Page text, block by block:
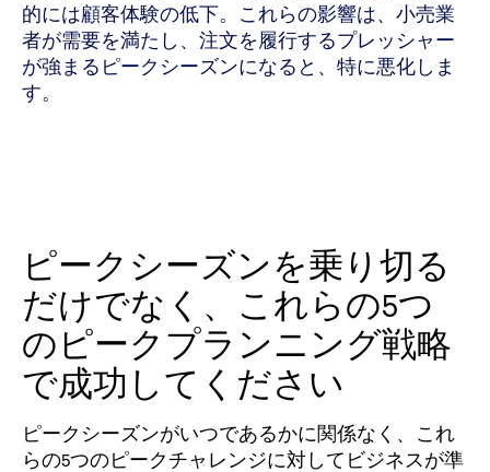
的には顧客体験の低下。これらの影響は、小売業
者が需要を満たし、注文を履行するプレッシャー
が強まるピークシーズンになると、特に悪化しま
す。
ピークシーズンを乗り切る
だけでなく、これらの5つ
のピークプランニング戦略
で成功してください
ピークシーズンがいつであるかに関係なく、これ
らの5つのピークチャレンジに対してビジネスが準